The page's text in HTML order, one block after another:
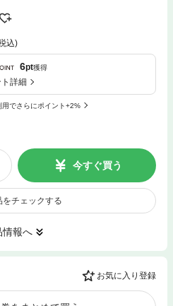
込)
6pt獲得
詳細
用でさらにポイント+2%
今すぐ買う
をチェックする
情報へ
お気に入り登録